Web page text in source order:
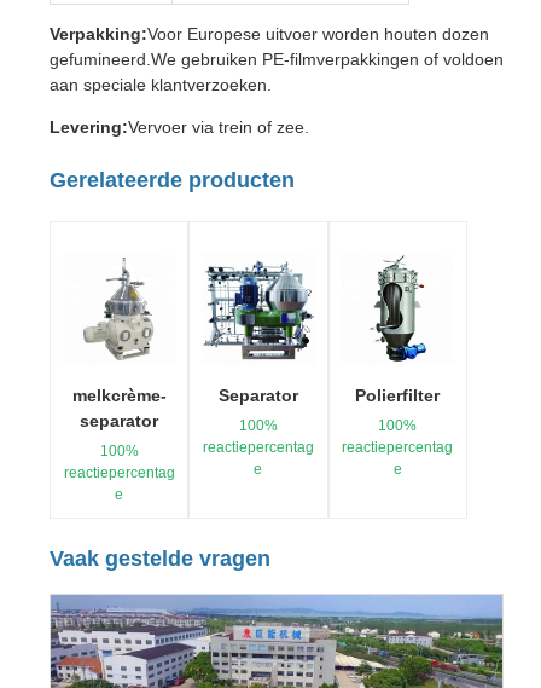
Verpakking:Voor Europese uitvoer worden houten dozen
gefumineerd.We gebruiken PE-filmverpakkingen of voldoen
aan speciale klantverzoeken.
Levering:Vervoer via trein of zee.
Gerelateerde producten
melkcrème-
separator
100%
reactiepercentag
e
Separator
100%
reactiepercentag
e
Polierfilter
100%
reactiepercentag
e
Vaak gestelde vragen